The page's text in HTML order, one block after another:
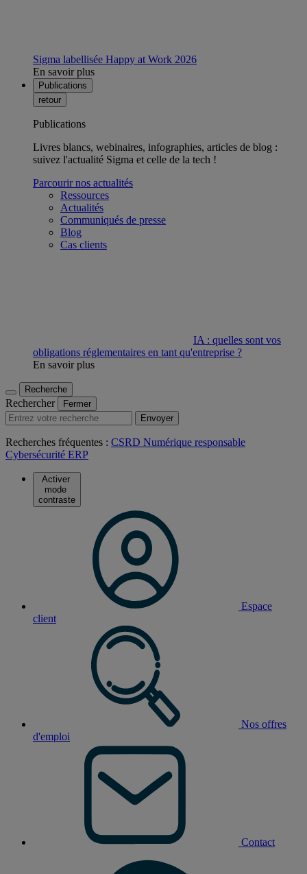
Sigma labellisée Happy at Work 2026
En savoir plus
Publications
retour
Publications
Livres blancs, webinaires, infographies, articles de blog :
suivez l'actualité Sigma et celle de la tech !
Parcourir nos actualités
Ressources
Actualités
Communiqués de presse
Blog
Cas clients
IA : quelles sont vos
obligations réglementaires en tant qu'entreprise ?
En savoir plus
Recherche
Rechercher
Fermer
Envoyer
Recherches fréquentes : CSRD Numérique responsable
Cybersécurité ERP
Activer
mode
contraste
Espace
client
Nos offres
d'emploi
Contact